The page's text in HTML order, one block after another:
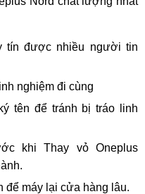
tín được nhiều người tin
nghiệm đi cùng
tên để tránh bị tráo linh
khi Thay vỏ Oneplus
để máy lại cửa hàng lâu.